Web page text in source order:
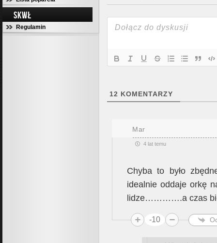
SKWŁ
Regulamin
12 KOMENTARZY
Mar
4 lat temu
Chyba to było
idealnie oddaje orkę
lidze………….a czas
-10